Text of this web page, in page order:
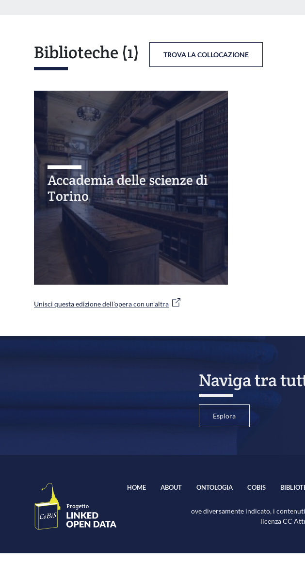
Biblioteche (1) TROVA LA COLLOCAZIONE
Accademia delle scienze di
Torino
Unisci questa edizione dell'opera con un'altra
Naviga tra
Esplora
HOME ABOUT ONTOLOGIA COBIS
ove diversamente indicato, i
licenzaCC